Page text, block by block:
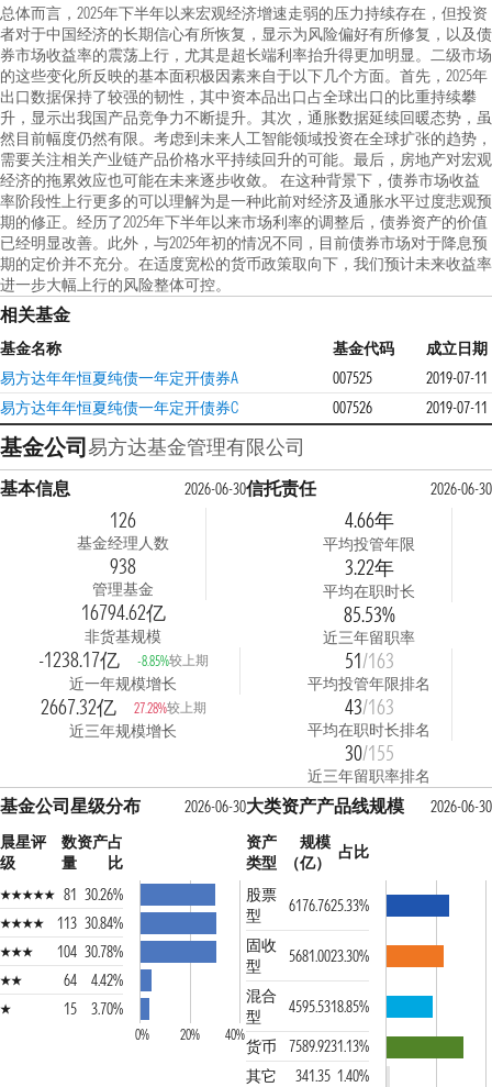
总体而言，2025年下半年以来宏观经济增速走弱的压力持续存在，但投资
者对于中国经济的长期信心有所恢复，显示为风险偏好有所修复，以及债
券市场收益率的震荡上行，尤其是超长端利率抬升得更加明显。二级市场
的这些变化所反映的基本面积极因素来自于以下几个方面。首先，2025年
出口数据保持了较强的韧性，其中资本品出口占全球出口的比重持续攀
升，显示出我国产品竞争力不断提升。其次，通胀数据延续回暖态势，虽
然目前幅度仍然有限。考虑到未来人工智能领域投资在全球扩张的趋势，
需要关注相关产业链产品价格水平持续回升的可能。最后，房地产对宏观
经济的拖累效应也可能在未来逐步收敛。 在这种背景下，债券市场收益
率阶段性上行更多的可以理解为是一种此前对经济及通胀水平过度悲观预
期的修正。经历了2025年下半年以来市场利率的调整后，债券资产的价值
已经明显改善。此外，与2025年初的情况不同，目前债券市场对于降息预
期的定价并不充分。在适度宽松的货币政策取向下，我们预计未来收益率
进一步大幅上行的风险整体可控。
相关基金
基金名称 基金代码
成立日期
易方达年年恒夏纯债一年定开债券A
007525
2019-07-11
易方达年年恒夏纯债一年定开债券C
007526 2019-07-11
基金公司易方达基金管理有限公司
基本信息 2026-06-30
126
基金经理人数
938
管理基金
16794.62亿
非货基规模
-1238.17亿 -8.85%较上期
近一年规模增长
2667.32亿 27.28%较上期
近三年规模增长
信托责任 2026-06-30
4.66年
平均投管年限
3.22年
平均在职时长
85.53%
近三年留职率
51/163
平均投管年限排名
43/163
平均在职时长排名
30/155
近三年留职率排名
基金公司星级分布
2026-06-30
晨星评
级
数
量
资产占
比
81 30.26%
113 30.84%
104 30.78%
64
4.42%
15
3.70%
0% 20% 40%
大类资产产品线规模
2026-06-30
资产
类型
规模
（亿）
占比
股票
型
6176.7625.33%
固收
型
5681.0023.30%
混合
型
4595.5318.85%
货币
7589.9231.13%
其它
341.35 1.40%